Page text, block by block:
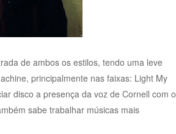
de ambos os estilos, tendo uma leve
principalmente nas faixas: Light My
disco a presença da voz de Cornell com o
sabe trabalhar músicas mais